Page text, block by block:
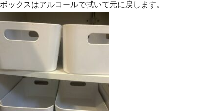
ボックスはアルコールで拭いて元に戻します。